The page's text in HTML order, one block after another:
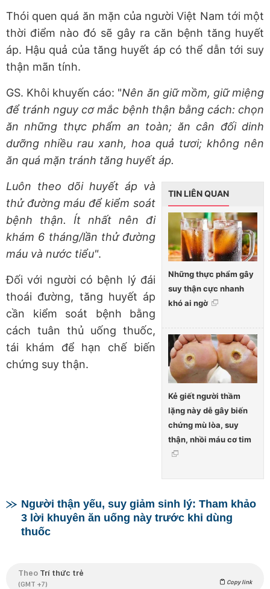
Thói quen quá ăn mặn của người Việt Nam tới một
thời điểm nào đó sẽ gây ra căn bệnh tăng huyết
áp. Hậu quả của tăng huyết áp có thể dẫn tới suy
thận mãn tính.
GS. Khôi khuyến cáo: "Nên ăn giữ mồm, giữ miệng
để tránh nguy cơ mắc bệnh thận bằng cách: chọn
ăn những thực phẩm an toàn; ăn cân đối dinh
dưỡng nhiều rau xanh, hoa quả tươi; không nên
ăn quá mặn tránh tăng huyết áp.
TIN LIÊN QUAN
Những thực phẩm gây
suy thận cực nhanh
khó ai ngờ
Kẻ giết người thầm
lặng này dễ gây biến
chứng mù lòa, suy
thận, nhồi máu cơ tim
Luôn theo dõi huyết áp và
thử đường máu để kiểm soát
bệnh thận. Ít nhất nên đi
khám 6 tháng/lần thử đường
máu và nước tiểu".
Đối với người có bệnh lý đái
thoái đường, tăng huyết áp
cần kiểm soát bệnh bằng
cách tuân thủ uống thuốc,
tái khám để hạn chế biến
chứng suy thận.
Người thận yếu, suy giảm sinh lý: Tham khảo
3 lời khuyên ăn uống này trước khi dùng
thuốc
Theo Trí thức trẻ
(GMT +7) Copy link